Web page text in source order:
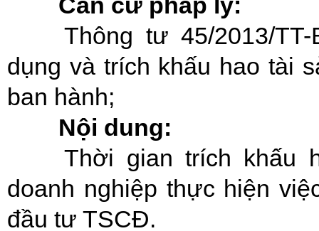
Thông tư 45/2013/
dụng và trích khấu hao tài
ban hành;
Nội dung:
Thời gian trích khấu
doanh nghiệp thực hiện
đầu tư TSCĐ.